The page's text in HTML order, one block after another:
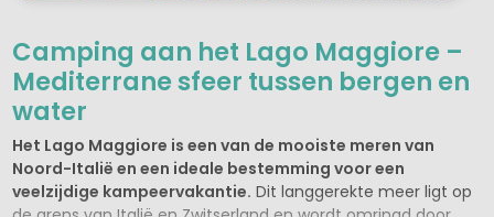
Camping aan het Lago Maggiore –
Mediterrane sfeer tussen bergen en
water
Het Lago Maggiore is een van de mooiste meren van
Noord-Italië en een ideale bestemming voor een
veelzijdige kampeervakantie. Dit langgerekte meer ligt op